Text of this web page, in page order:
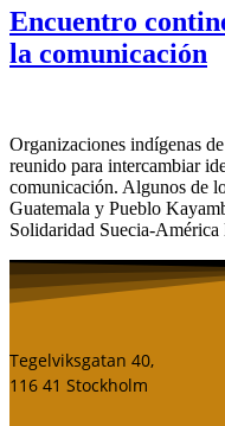
Encuentro
la comunicación
Organizaciones indígenas
reunido para intercambiar
comunicación. Algunos de
Guatemala y Pueblo
Solidaridad Suecia-
Tegelviksgatan 40,
116 41 Stockholm